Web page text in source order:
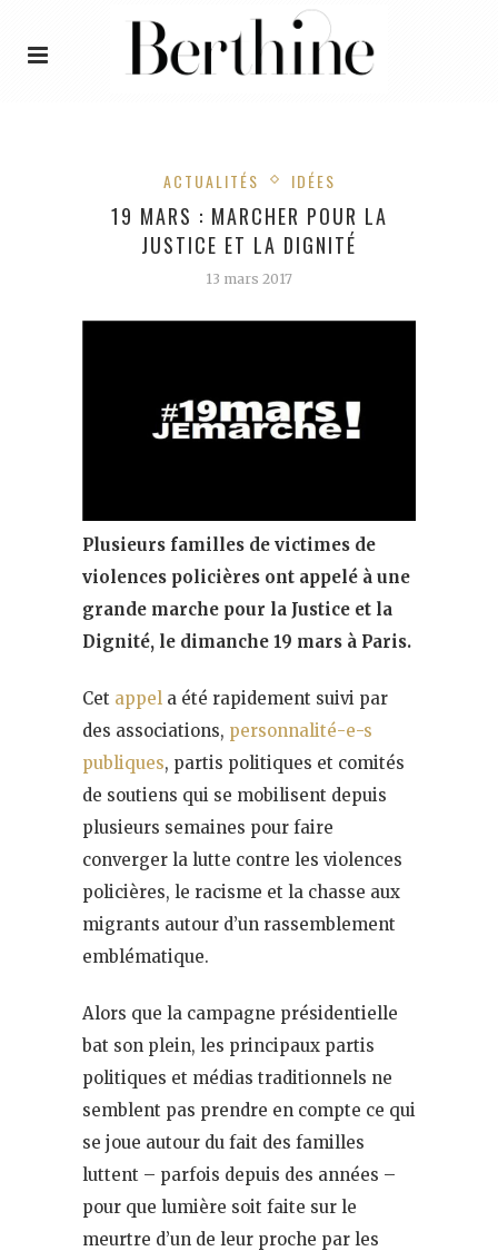
ACTUALITÉS IDÉES
19 MARS : MARCHER POUR LA
JUSTICE ET LA DIGNITÉ
13 mars 2017
Plusieurs familles de victimes de
violences policières ont appelé à une
grande marche pour la Justice et la
Dignité, le dimanche 19 mars à Paris.
Cet appel a été rapidement suivi par
des associations, personnalité-e-s
publiques, partis politiques et comités
de soutiens qui se mobilisent depuis
plusieurs semaines pour faire
converger la lutte contre les violences
policières, le racisme et la chasse aux
migrants autour d’un rassemblement
emblématique.
Alors que la campagne présidentielle
bat son plein, les principaux partis
politiques et médias traditionnels ne
semblent pas prendre en compte ce qui
se joue autour du fait des familles
luttent – parfois depuis des années –
pour que lumière soit faite sur le
meurtre d’un de leur proche par les